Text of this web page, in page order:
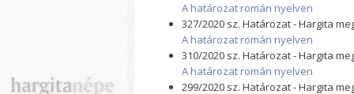
A határozat román nyelven
327/2020 sz. Határozat - Hargita
A határozat román nyelven
310/2020 sz. Határozat - Hargita
A határozat román nyelven
299/2020 sz. Határozat - Hargita